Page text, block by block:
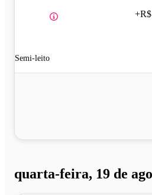
Semi-leito
quarta-feira, 19 de